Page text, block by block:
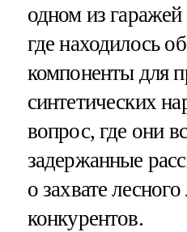
одном из
где находилось
компоненты для
синтетических
вопрос, где они
задержанные
о захвате лесного
конкурентов.